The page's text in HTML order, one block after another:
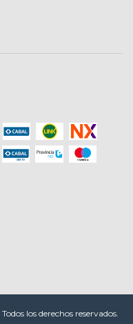
los derechos reservados.